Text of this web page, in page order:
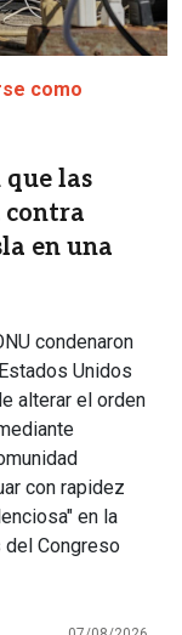
como
las
contra
en una
condenaron
Unidos
alterar el orden
con rapidez
en la
del Congreso